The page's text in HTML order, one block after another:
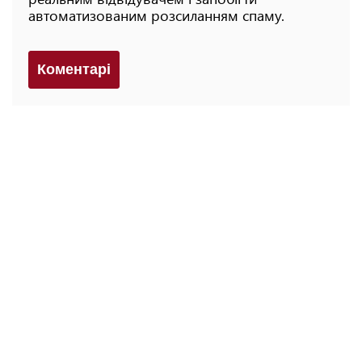
автоматизованим розсиланням спаму.
Коментарi